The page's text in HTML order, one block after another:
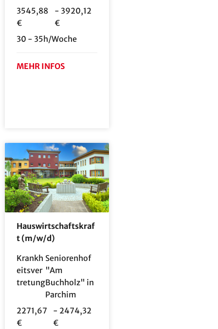
3545,88
€
- 3920,12
€
30 - 35h/Woche
MEHR INFOS
Hauswirtschaftskraf
t (m/w/d)
Krankh
eitsver
tretung
Seniorenhof
"Am
Buchholz" in
Parchim
2271,67
€
- 2474,32
€